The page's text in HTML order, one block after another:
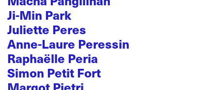
Ji-Min Park
Juliette Peres
Anne-Laure Peressin
Raphaëlle Peria
Simon Petit Fort